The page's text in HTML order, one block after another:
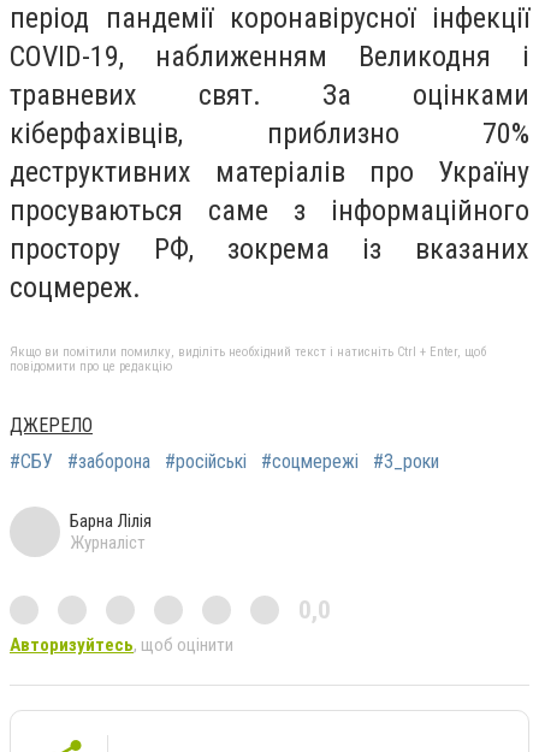
період пандемії коронавірусної інфекції
COVID-19, наближенням Великодня і
травневих свят. За оцінками
кіберфахівців, приблизно 70%
деструктивних матеріалів про Україну
просуваються саме з інформаційного
простору РФ, зокрема із вказаних
соцмереж.
Якщо ви помітили помилку, виділіть необхідний текст і натисніть Ctrl + Enter, щоб
повідомити про це редакцію
ДЖЕРЕЛО
#СБУ
#заборона #російські #соцмережі #3_роки
Барна Лілія
Журналіст
0,0
Авторизуйтесь, щоб оцінити